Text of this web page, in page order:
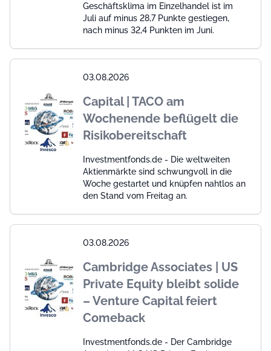
Geschäftsklima im Einzelhandel ist im
Juli auf minus 28,7 Punkte gestiegen,
nach minus 32,4 Punkten im Juni.
03.08.2026
Capital | TACO am
Wochenende beflügelt die
Risikobereitschaft
Investmentfonds.de - Die weltweiten
Aktienmärkte sind schwungvoll in die
Woche gestartet und knüpfen nahtlos an
den Stand vom Freitag an.
03.08.2026
Cambridge Associates | US
Private Equity bleibt solide
– Venture Capital feiert
Comeback
Investmentfonds.de - Der Cambridge